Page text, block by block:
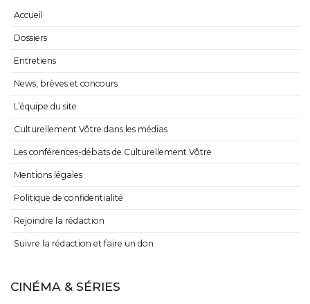
Accueil
Dossiers
Entretiens
News, brèves et concours
L’équipe du site
Culturellement Vôtre dans les médias
Les conférences-débats de Culturellement Vôtre
Mentions légales
Politique de confidentialité
Rejoindre la rédaction
Suivre la rédaction et faire un don
CINÉMA & SÉRIES